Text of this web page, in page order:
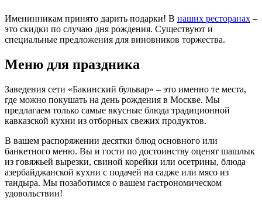
Именинникам принято дарить подарки! В наших ресторанах –
это скидки по случаю дня рождения. Существуют и
специальные предложения для виновников торжества.
Меню для праздника
Заведения сети «Бакинский бульвар» – это именно те места,
где можно покушать на день рождения в Москве. Мы
предлагаем только самые вкусные блюда традиционной
кавказской кухни из отборных свежих продуктов.
В вашем распоряжении десятки блюд основного или
банкетного меню. Вы и гости по достоинству оценят шашлык
из говяжьей вырезки, свиной корейки или осетрины, блюда
азербайджанской кухни с подачей на садже или мясо из
тандыра. Мы позаботимся о вашем гастрономическом
удовольствии!